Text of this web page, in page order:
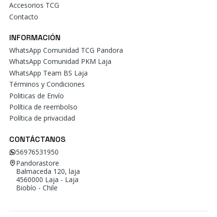
Accesorios TCG
Contacto
INFORMACIÓN
WhatsApp Comunidad TCG Pandora
WhatsApp Comunidad PKM Laja
WhatsApp Team BS Laja
Términos y Condiciones
Politicas de Envío
Política de reembolso
Política de privacidad
CONTÁCTANOS
56976531950
Pandorastore
Balmaceda 120, laja
4560000 Laja - Laja
Biobío - Chile